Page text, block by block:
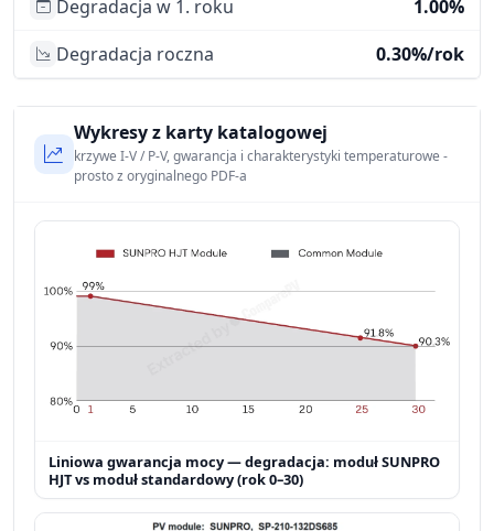
Degradacja w 1. roku
1.00%
Degradacja roczna
0.30%/rok
Wykresy z karty katalogowej
krzywe I-V / P-V, gwarancja i charakterystyki temperaturowe -
prosto z oryginalnego PDF-a
Liniowa gwarancja mocy — degradacja: moduł SUNPRO
HJT vs moduł standardowy (rok 0–30)